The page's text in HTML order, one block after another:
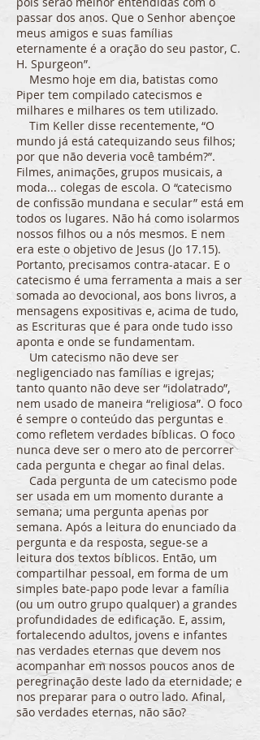
passar dos anos. Que o Senhor abençoe
meus amigos e suas famílias
eternamente é a oração do seu pastor, C.
H. Spurgeon”.
Mesmo hoje em dia, batistas como
Piper tem compilado catecismos e
milhares e milhares os tem utilizado.
Tim Keller disse recentemente, “O
mundo já está catequizando seus filhos;
por que não deveria você também?”.
Filmes, animações, grupos musicais, a
moda... colegas de escola. O “catecismo
de confissão mundana e secular” está em
todos os lugares. Não há como isolarmos
nossos filhos ou a nós mesmos. E nem
era este o objetivo de Jesus (Jo 17.15).
Portanto, precisamos contra-atacar. E o
catecismo é uma ferramenta a mais a ser
somada ao devocional, aos bons livros, a
mensagens expositivas e, acima de tudo,
as Escrituras que é para onde tudo isso
aponta e onde se fundamentam.
Um catecismo não deve ser
negligenciado nas famílias e igrejas;
tanto quanto não deve ser “idolatrado”,
nem usado de maneira “religiosa”. O foco
é sempre o conteúdo das perguntas e
como refletem verdades bíblicas. O foco
nunca deve ser o mero ato de percorrer
cada pergunta e chegar ao final delas.
Cada pergunta de um catecismo pode
ser usada em um momento durante a
semana; uma pergunta apenas por
semana. Após a leitura do enunciado da
pergunta e da resposta, segue-se a
leitura dos textos bíblicos. Então, um
compartilhar pessoal, em forma de um
simples bate-papo pode levar a família
(ou um outro grupo qualquer) a grandes
profundidades de edificação. E, assim,
fortalecendo adultos, jovens e infantes
nas verdades eternas que devem nos
acompanhar em nossos poucos anos de
peregrinação deste lado da eternidade; e
nos preparar para o outro lado. Afinal,
são verdades eternas, não são?